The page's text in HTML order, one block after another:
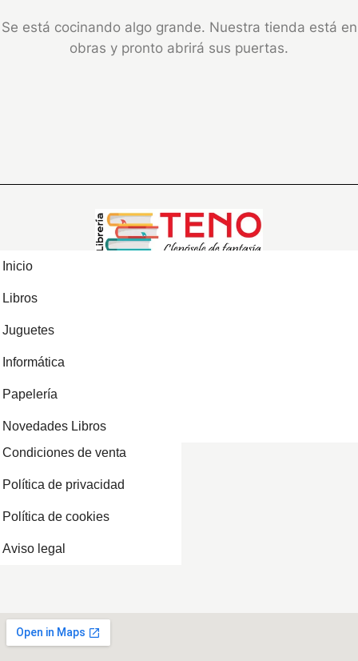
Se está cocinando algo grande. Nuestra tienda está en
obras y pronto abrirá sus puertas.
Inicio
Libros
Juguetes
Informática
Papelería
Novedades Libros
Condiciones de venta
Política de privacidad
Política de cookies
Aviso legal